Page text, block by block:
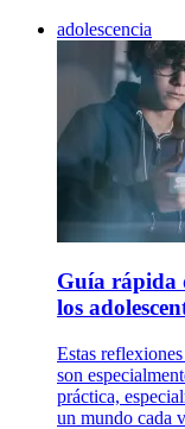
adolescencia
Guía rápida
los
Estas
son
práctica,
un mundo cada